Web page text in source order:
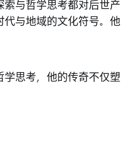
与哲学思考都对后世产
代与地域的文化符号。他
思考，他的传奇不仅塑